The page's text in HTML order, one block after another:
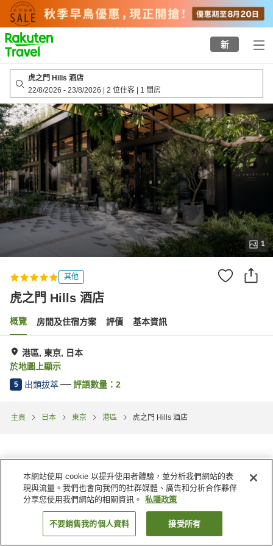
to
top
page
新
虎之門 Hills 酒店
22/8/2026 - 23/8/2026 | 2 位住客 | 1 間房
1
其他
虎之門 Hills 酒店
概覽 房間及住宿方案 評價 基本資訊
港區, 東京, 日本
於地圖上顯示
5 出類拔萃 評語數量： 2
主頁 日本 東京 港區 虎之門 Hills 酒店
找客房
本網站使用 cookie 以提升使用者體驗，並分析我們網站的表
現與流量。我們也會向我們的社群媒體、廣告和分析合作夥伴
分享您使用我們網站的相關資訊。
私隱政策
不要銷售我的個人資料 接受所有